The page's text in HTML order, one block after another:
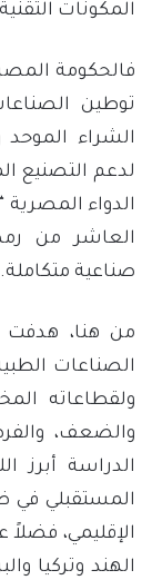
المكونات
توطين
الشراء الموحد
لدعم التصنيع
الدواء
العاشر من
صناعية متكاملة.
من هنا، هدفت
الصناعات
ولقطاعاته
والضعف،
الدراسة أبرز
المستقبلي في
الإقليمي،
الهند وتركيا